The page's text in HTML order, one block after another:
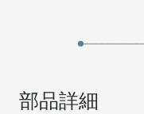
部品詳細